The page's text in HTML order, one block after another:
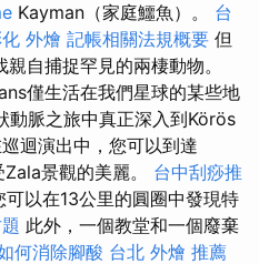
Kayman（家庭鱷魚）。 台
外燴 記帳相關法規概要 但
自捕捉罕見的兩棲動物。
僅生活在我們星球的某些地
動脈之旅中真正深入到Körös
迴演出中，您可以到達
景觀的美麗。 台中刮痧推
以在13公里的圓圈中發現特
此外，一個教堂和一個廢棄
何消除腳酸 台北 外燴 推薦